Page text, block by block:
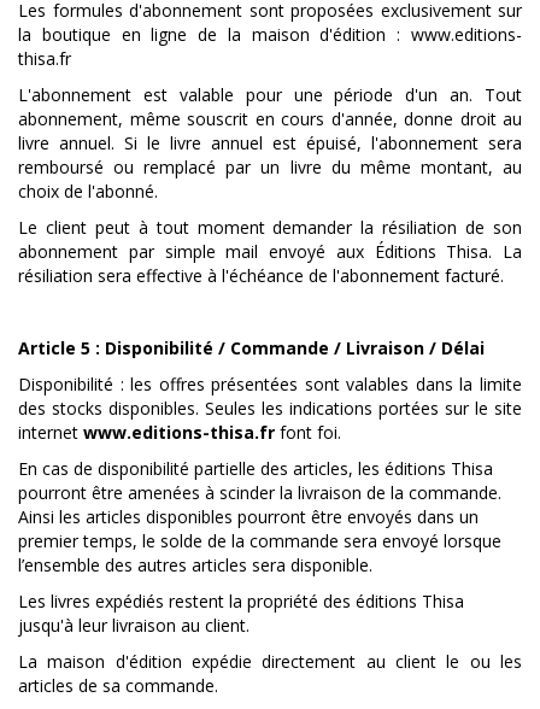
Les formules d'abonnement sont proposées exclusivement sur
la boutique en ligne de la maison d'édition : www.editions-
thisa.fr
L'abonnement est valable pour une période d'un an. Tout
abonnement, même souscrit en cours d'année, donne droit au
livre annuel. Si le livre annuel est épuisé, l'abonnement sera
remboursé ou remplacé par un livre du même montant, au
choix de l'abonné.
Le client peut à tout moment demander la résiliation de son
abonnement par simple mail envoyé aux Éditions Thisa. La
résiliation sera effective à l'échéance de l'abonnement facturé.
Article 5 : Disponibilité / Commande / Livraison / Délai
Disponibilité : les offres présentées sont valables dans la limite
des stocks disponibles. Seules les indications portées sur le site
internet www.editions-thisa.fr font foi.
En cas de disponibilité partielle des articles, les éditions Thisa
pourront être amenées à scinder la livraison de la commande.
Ainsi les articles disponibles pourront être envoyés dans un
premier temps, le solde de la commande sera envoyé lorsque
l’ensemble des autres articles sera disponible.
Les livres expédiés restent la propriété des éditions Thisa
jusqu'à leur livraison au client.
La maison d'édition expédie directement au client le ou les
articles de sa commande.